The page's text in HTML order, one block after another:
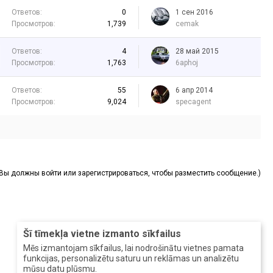
Šī tīmekļa vietne izmanto sīkfailus
Mēs izmantojam sīkfailus, lai nodrošinātu vietnes pamata
funkcijas, personalizētu saturu un reklāmas un analizētu
mūsu datu plūsmu.
Ответов:
0
Просмотров:
1,739
1 сен 2016
cemak
Ответов:
4
Просмотров:
1,763
28 май 2015
6aphoj
Ответов:
55
Просмотров:
9,024
6 апр 2014
specagent
должны войти или зарегистрироваться, чтобы разместить сообщение.)